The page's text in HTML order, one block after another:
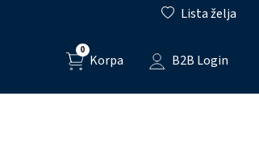
Lista želja
0
Korpa B2B Login